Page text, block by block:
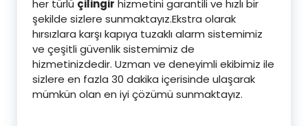
her türlü çilingir hizmetini garantili ve hızlı bir
şekilde sizlere sunmaktayız.Ekstra olarak
hırsızlara karşı kapıya tuzaklı alarm sistemimiz
ve çeşitli güvenlik sistemimiz de
hizmetinizdedir. Uzman ve deneyimli ekibimiz ile
sizlere en fazla 30 dakika içerisinde ulaşarak
mümkün olan en iyi çözümü sunmaktayız.